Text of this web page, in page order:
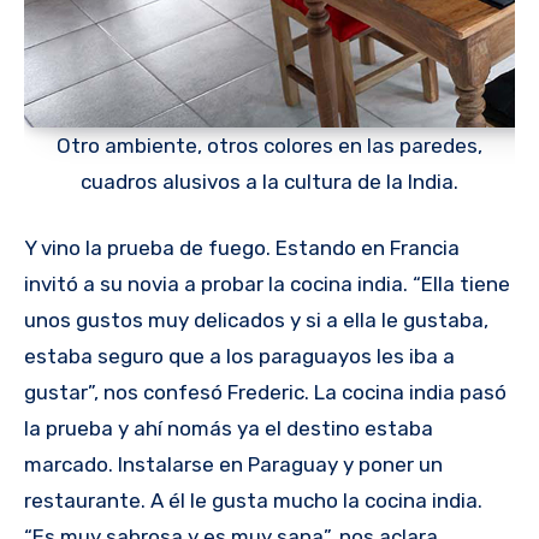
Otro ambiente, otros colores en las paredes,
cuadros alusivos a la cultura de la India.
Y vino la prueba de fuego. Estando en Francia
invitó a su novia a probar la cocina india. “Ella tiene
unos gustos muy delicados y si a ella le gustaba,
estaba seguro que a los paraguayos les iba a
gustar”, nos confesó Frederic. La cocina india pasó
la prueba y ahí nomás ya el destino estaba
marcado. Instalarse en Paraguay y poner un
restaurante. A él le gusta mucho la cocina india.